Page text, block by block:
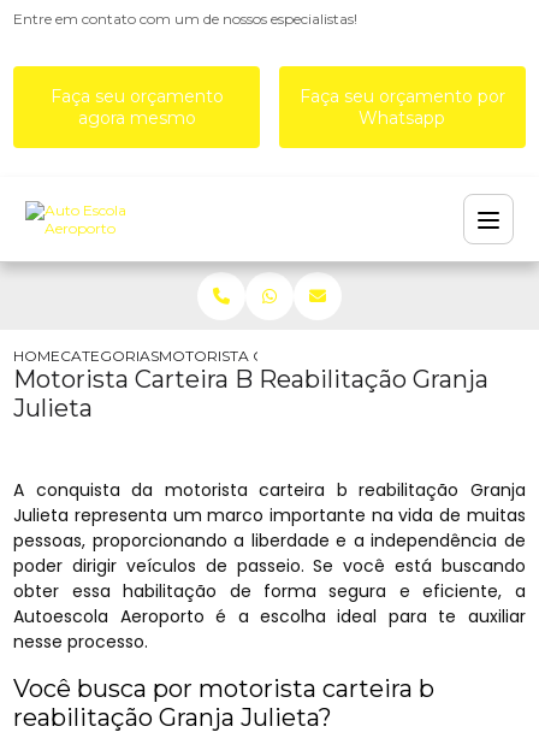
Entre em contato com um de nossos especialistas!
Faça seu orçamento
agora mesmo
Faça seu orçamento por
Whatsapp
HOMECATEGORIASMOTORISTA CARTEIRA B REABILITAÇÃO GRANJA
Motorista Carteira B Reabilitação Granja
Julieta
A conquista da motorista carteira b reabilitação Granja
Julieta representa um marco importante na vida de muitas
pessoas, proporcionando a liberdade e a independência de
poder dirigir veículos de passeio. Se você está buscando
obter essa habilitação de forma segura e eficiente, a
Autoescola Aeroporto é a escolha ideal para te auxiliar
nesse processo.
Você busca por motorista carteira b
reabilitação Granja Julieta?